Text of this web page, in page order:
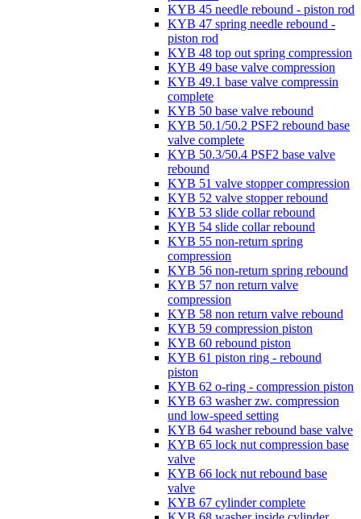
KYB 45 needle rebound - piston rod
KYB 47 spring needle rebound -
piston rod
KYB 48 top out spring compression
KYB 49 base valve compression
KYB 49.1 base valve compressin
complete
KYB 50 base valve rebound
KYB 50.1/50.2 PSF2 rebound base
valve complete
KYB 50.3/50.4 PSF2 base valve
rebound
KYB 51 valve stopper compression
KYB 52 valve stopper rebound
KYB 53 slide collar rebound
KYB 54 slide collar rebound
KYB 55 non-return spring
compression
KYB 56 non-return spring rebound
KYB 57 non return valve
compression
KYB 58 non return valve rebound
KYB 59 compression piston
KYB 60 rebound piston
KYB 61 piston ring - rebound
piston
KYB 62 o-ring - compression piston
KYB 63 washer zw. compression
und low-speed setting
KYB 64 washer rebound base valve
KYB 65 lock nut compression base
valve
KYB 66 lock nut rebound base
valve
KYB 67 cylinder complete